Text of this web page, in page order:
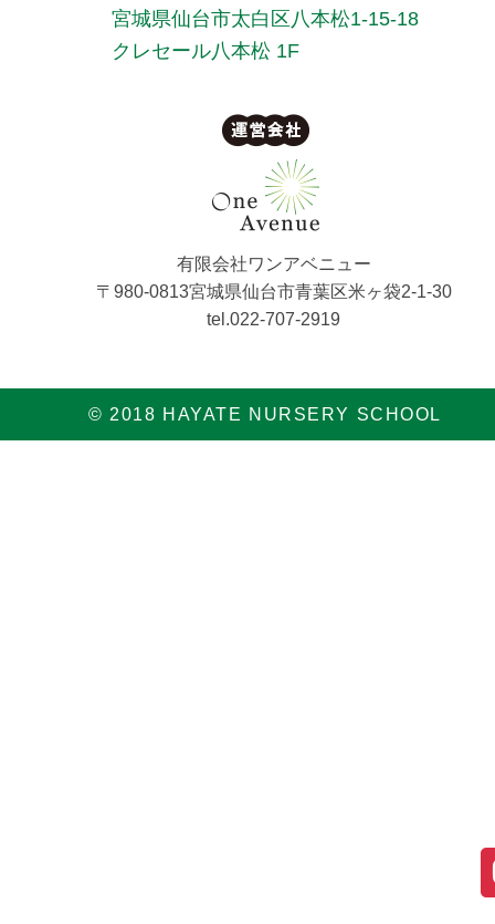
宮城県仙台市太白区八本松1-15-18
クレセール八本松 1F
有限会社ワンアベニュー
〒980-0813宮城県仙台市青葉区米ヶ袋2-1-30
tel.022-707-2919
© 2018 HAYATE NURSERY SCHOOL